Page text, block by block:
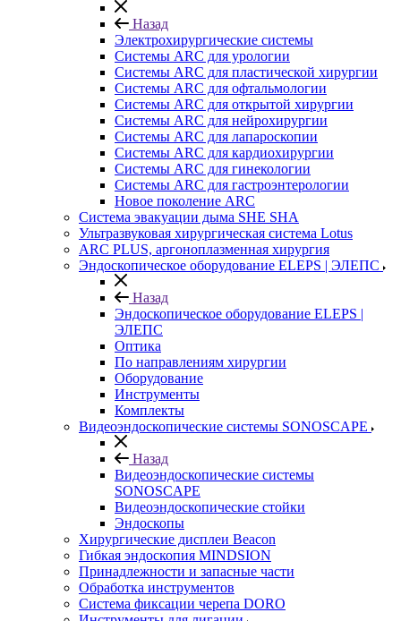
Назад
Электрохирургические системы
Системы ARC для урологии
Системы ARC для пластической хирургии
Системы ARC для офтальмологии
Системы ARC для открытой хирургии
Системы ARC для нейрохирургии
Системы ARC для лапароскопии
Системы ARC для кардиохирургии
Системы ARC для гинекологии
Системы ARC для гастроэнтерологии
Новое поколение ARC
Система эвакуации дыма SHE SHA
Ультразвуковая хирургическая система Lotus
ARC PLUS, аргоноплазменная хирургия
Эндоскопическое оборудование ELEPS | ЭЛЕПС
Назад
Эндоскопическое оборудование ELEPS |
ЭЛЕПС
Оптика
По направлениям хирургии
Оборудование
Инструменты
Комплекты
Видеоэндоскопические системы SONOSCAPE
Назад
Видеоэндоскопические системы
SONOSCAPE
Видеоэндоскопические стойки
Эндоскопы
Хирургические дисплеи Beacon
Гибкая эндоскопия MINDSION
Принадлежности и запасные части
Обработка инструментов
Система фиксации черепа DORO